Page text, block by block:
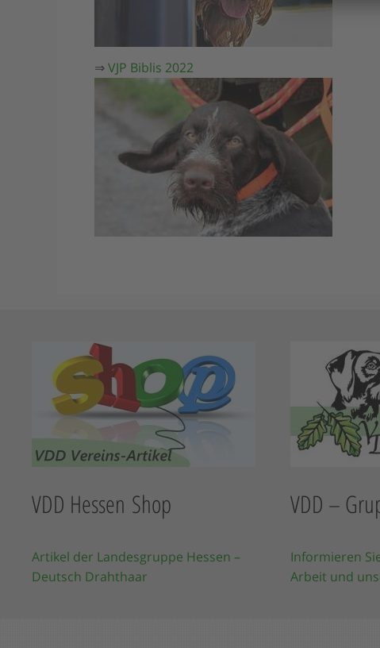
⇒VJP Biblis 2022
VDD Hessen Shop
Artikel der Landesgruppe Hessen –
Deutsch Drahthaar
VDD –
Informieren
Arbeit und